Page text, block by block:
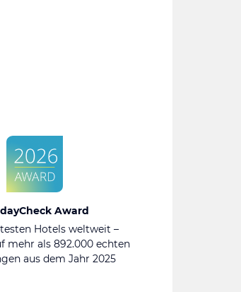
Award
Hotels weltweit –
mehr als 892.000 echten
aus dem Jahr 2025